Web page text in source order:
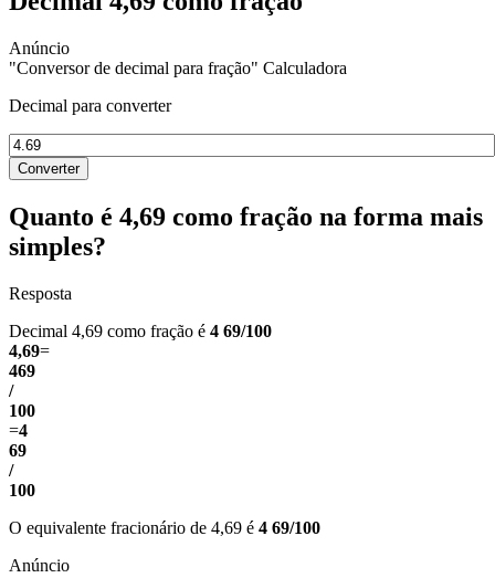
"Conversor de decimal para fração" Calculadora
Decimal para converter
Converter
Quanto é 4,69 como fração na forma mais
simples?
Resposta
Decimal 4,69 como fração é 4 69/100
4,69=
469
/
100
=4
69
/
100
O equivalente fracionário de 4,69 é 4 69/100